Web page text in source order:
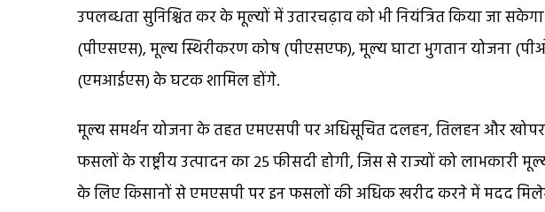
उपलब्धता सुनिश्चित कर के मूल्यों में उतारचढ़ाव को भी नियंत्रित किया जा
(पीएसएस), मूल्य स्थिरीकरण कोष (पीएसएफ), मूल्य घाटा भुगतान योजना
(एमआईएस) के घटक शामिल होंगे.
मूल्य समर्थन योजना के तहत एमएसपी पर अधिसूचित दलहन, तिलहन और
फसलों के राष्ट्रीय उत्पादन का 25 फीसदी होगी, जिस से राज्यों को लाभकारी
के लिए किसानों से एमएसपी पर इन फसलों की अधिक खरीद करने में मदद